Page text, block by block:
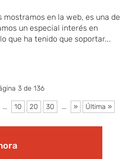
mostramos en la web, es una de
un especial interés en
que ha tenido que soportar...
3 de 136
... 10 20 30 ... » Última »